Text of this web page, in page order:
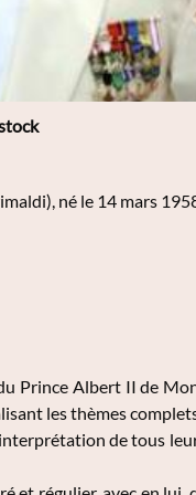
né le 14 mars
Prince Albert II de
les thèmes
de tous